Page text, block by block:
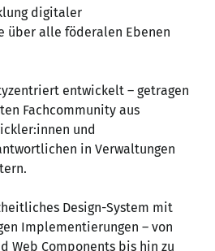
digitaler
über alle föderalen Ebenen
entwickelt – getragen
Fachcommunity aus
:innen und
in Verwaltungen
Design-System mit
Implementierungen – von
Web Components bis hin zu